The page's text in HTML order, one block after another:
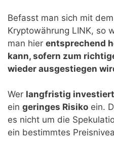
Befasst man sich mit
Kryptowährung LINK, so
man hier entsprechend
kann, sofern zum
wieder ausgestiegen
Wer langfristig
ein geringes Risiko ein.
es nicht um die
ein bestimmtes